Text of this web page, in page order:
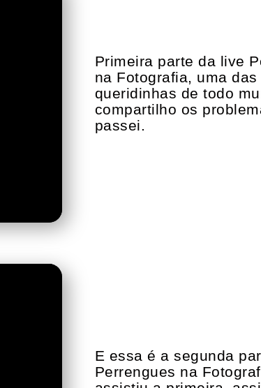
Primeira parte da live
na Fotografia, uma das
queridinhas de todo
compartilho os
passei.
E essa é a segunda
Perrengues na